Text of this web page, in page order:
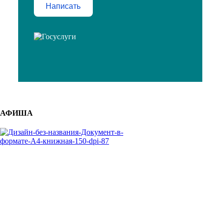
Написать
АФИША